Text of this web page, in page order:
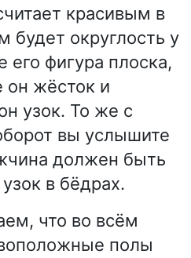
красивым в
будет округлость у
фигура плоска,
он жёсток и
узок. То же с
вы услышите
должен быть
в бёдрах.
что во всём
полы